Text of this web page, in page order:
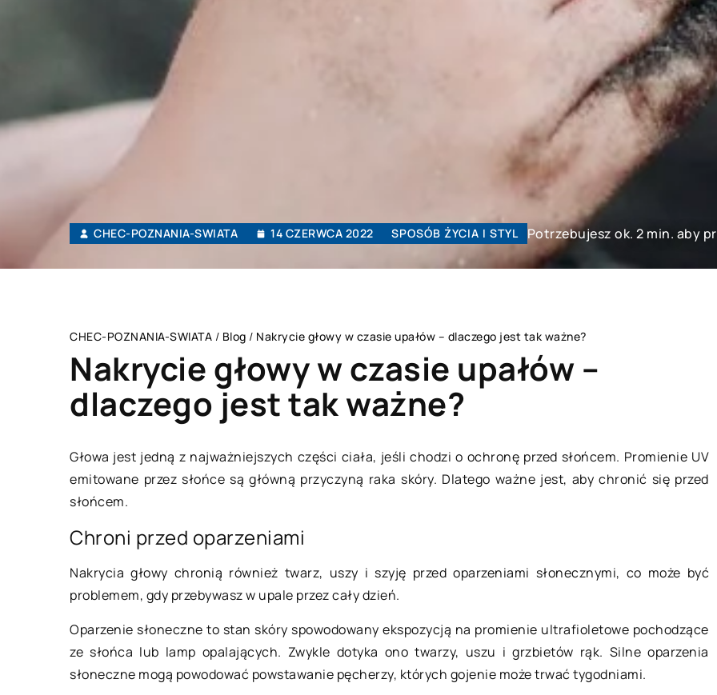
CHEC-POZNANIA-SWIATA 14 CZERWCA 2022 SPOSÓB ŻYCIA I STYL Potrzebujesz ok. 2 min. aby
CHEC-POZNANIA-SWIATA / Blog / Nakrycie głowy w czasie upałów – dlaczego jest tak ważne?
Nakrycie głowy w czasie upałów –
dlaczego jest tak ważne?
Głowa jest jedną z najważniejszych części ciała, jeśli chodzi o ochronę przed słońcem. Promienie UV
emitowane przez słońce są główną przyczyną raka skóry. Dlatego ważne jest, aby chronić się przed
słońcem.
Chroni przed oparzeniami
Nakrycia głowy chronią również twarz, uszy i szyję przed oparzeniami słonecznymi, co może być
problemem, gdy przebywasz w upale przez cały dzień.
Oparzenie słoneczne to stan skóry spowodowany ekspozycją na promienie ultrafioletowe pochodzące
ze słońca lub lamp opalających. Zwykle dotyka ono twarzy, uszu i grzbietów rąk. Silne oparzenia
słoneczne mogą powodować powstawanie pęcherzy, których gojenie może trwać tygodniami.
08 stycznia 2023
Jak maksymalnie wykorzystać
Opakowania i pojemniki
jednorazowe dla gastronomii